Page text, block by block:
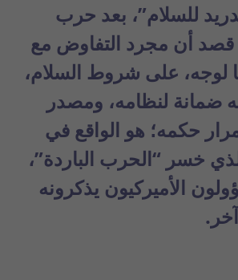
للسلام”، بعد حرب
قصد أن مجرد التفاوض مع
لوجه، على شروط السلام،
ضمانة لنظامه، ومصدر
حكمه؛ هو الواقع في
خسر “الحرب الباردة”،
الأميركيون يذكرونه